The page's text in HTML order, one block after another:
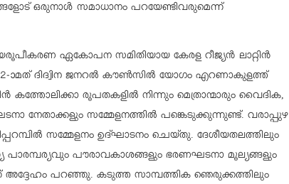
ഒരുനാള്‍ സമാധാനം പറയേണ്ടിവരുമെന്ന്
ഏകോപന സമിതിയായ കേരള റീജ്യന്‍ ലാറ്റിന്‍
ാമത് ദിദ്വിന ജനറല്‍ കൗണ്‍സില്‍ യോഗം എറണാകുളത്ത്
കത്തോലിക്കാ രൂപതകളില്‍ നിന്നും മെത്രാന്മാരും വൈദിക,
നേതാക്കളും സമ്മേളനത്തില്‍ പങ്കെടുക്കുന്നുണ്ട്. വരാപ്പുഴ
സമ്മേളനം ഉദ്ഘാടനം ചെയ്തു. ദേശീയതലത്തിലും
പാരമ്പര്യവും പൗരാവകാശങ്ങളും ഭരണഘടനാ മൂല്യങ്ങളും
അദ്ദേഹം പറഞ്ഞു. കടുത്ത സാമ്പത്തിക ഞെരുക്കത്തിലും